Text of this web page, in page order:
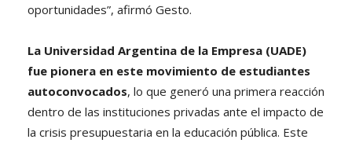
oportunidades”, afirmó Gesto.
La Universidad Argentina de la Empresa (UADE)
fue pionera en este movimiento de estudiantes
autoconvocados, lo que generó una primera reacción
dentro de las instituciones privadas ante el impacto de
la crisis presupuestaria en la educación pública. Este